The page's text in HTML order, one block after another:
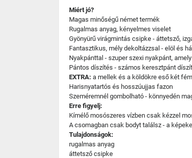
Miért jó?
Magas minőségű német termék
Rugalmas anyag, kényelmes viselet
Gyönyürű virágmintás csipke - áttetsző,
Fantasztikus, mély dekoltázzsal - elöl és
Nyakpánttal - szuper szexi nyakpánt,
Pántos díszítés - számos keresztpánt
EXTRA: a mellek és a köldökre eső két
Harisnyatartós és hosszúujjas fazon
Szeméremnél gombolható - könnyedén
Erre figyelj:
Kímélő mosószeres vízben csak kézzel
A csomagban csak bodyt találsz - a
Tulajdonságok:
rugalmas anyag
áttetsző csipke